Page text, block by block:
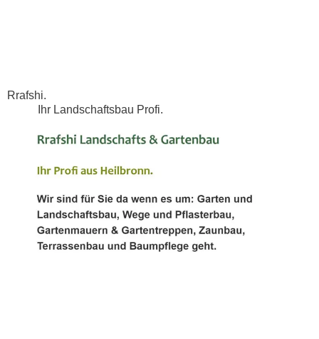
Rrafshi.
Ihr Landschaftsbau Profi.